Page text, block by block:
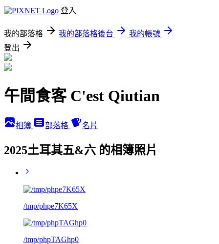
登入
我的部落格 我的部落格後台
我的帳號
登出
午間食客 C'est Qiutian
相簿 部落格 名片
2025土耳其五&六 的相簿照片
/tmp/phpe7K65X
/tmp/phpTAGhp0